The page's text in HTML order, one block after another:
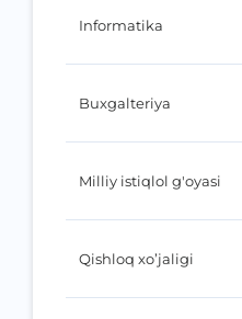
Informatika
Buxgalteriya
Milliy istiqlol g'oyasi
Qishloq xo’jaligi